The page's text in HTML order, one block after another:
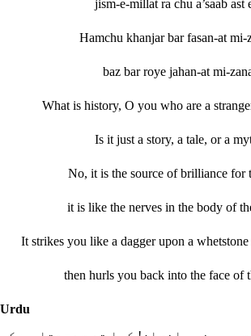
jism-e-millat ra chu a’saab ast
Hamchu khanjar bar fasan-at mi-
baz bar roye jahan-at mi-
What is history, O you who are a
Is it just a story, a tale, or a
No, it is the source of brilliance for
it is like the nerves in the body of
It strikes you like a dagger upon a
then hurls you back into the face of
Urdu